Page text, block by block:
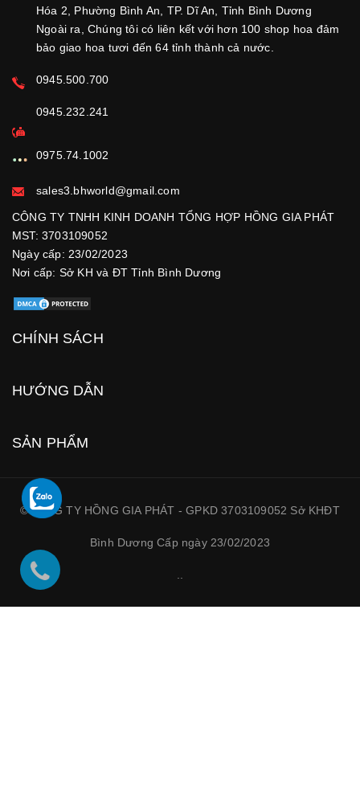
Hóa 2, Phường Bình An, TP. Dĩ An, Tỉnh Bình Dương
Ngoài ra, Chúng tôi có liên kết với hơn 100 shop hoa đảm
bảo giao hoa tươi đến 64 tỉnh thành cả nước.
0945.500.700
0945.232.241
0975.74.1002
sales3.bhworld@gmail.com
CÔNG TY TNHH KINH DOANH TỔNG HỢP HỒNG GIA PHÁT
MST: 3703109052
Ngày cấp: 23/02/2023
Nơi cấp: Sở KH và ĐT Tỉnh Bình Dương
CHÍNH SÁCH
HƯỚNG DẪN
SẢN PHẨM
©CÔNG TY HỒNG GIA PHÁT - GPKD 3703109052 Sở KHĐT
Bình Dương Cấp ngày 23/02/2023